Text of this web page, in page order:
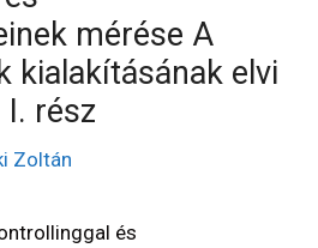
mérése A
kialakításának elvi
rész
Zoltán
és